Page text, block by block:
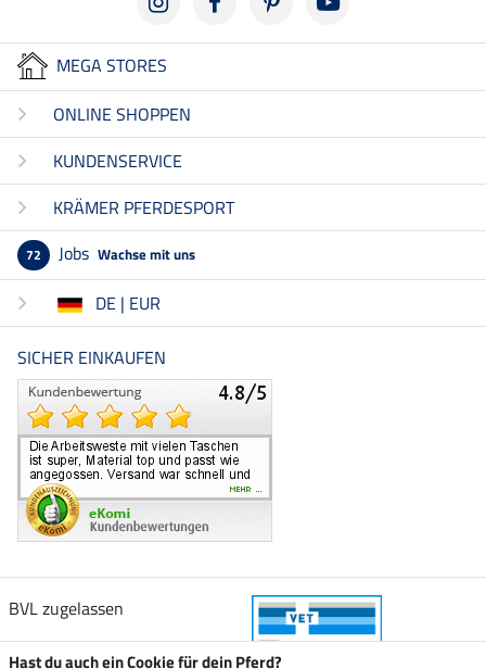
MEGA STORES
ONLINE SHOPPEN
KUNDENSERVICE
KRÄMER PFERDESPORT
72 Jobs Wachse mit uns
DE | EUR
SICHER EINKAUFEN
BVL zugelassen
Hast du auch ein Cookie für dein Pferd?